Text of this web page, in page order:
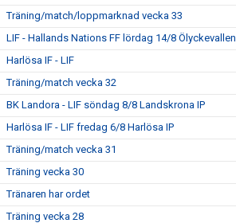
Träning/match/loppmarknad vecka 33
LIF - Hallands Nations FF lördag 14/8 Ölyckevallen
Harlösa IF - LIF
Träning/match vecka 32
BK Landora - LIF söndag 8/8 Landskrona IP
Harlösa IF - LIF fredag 6/8 Harlösa IP
Träning/match vecka 31
Träning vecka 30
Tränaren har ordet
Träning vecka 28